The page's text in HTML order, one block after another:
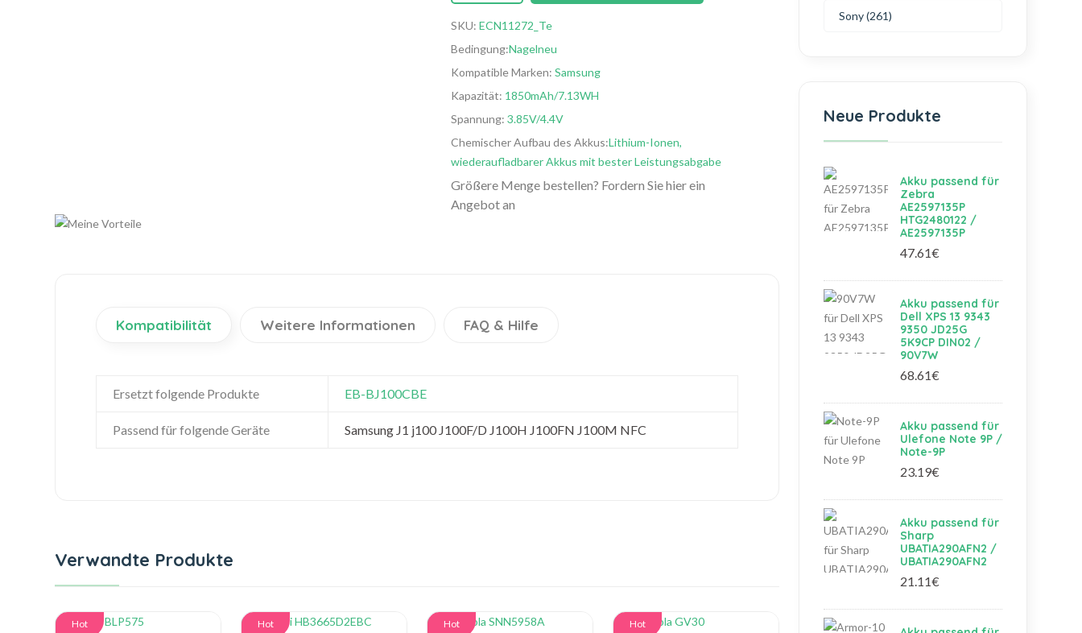
SKU: ECN11272_Te
Bedingung:Nagelneu
Kompatible Marken: Samsung
Kapazität: 1850mAh/7.13WH
Spannung: 3.85V/4.4V
Chemischer Aufbau des Akkus:Lithium-Ionen,
wiederaufladbarer Akkus mit bester Leistungsabgabe
Größere Menge bestellen? Fordern Sie hier ein
Angebot an
Kompatibilität Weitere Informationen FAQ & Hilfe
Ersetzt folgende Produkte EB-BJ100CBE
Passend für folgende Geräte Samsung J1 j100 J100F/D J100H J100FN J100M NFC
Verwandte Produkte
Hot Hot Hot Hot
Sony (261)
Neue Produkte
Akku passend für
Zebra
AE2597135P
HTG2480122 /
AE2597135P
47.61€
Akku passend für
Dell XPS 13 9343
9350 JD25G
5K9CP DIN02 /
90V7W
68.61€
Akku passend für
Ulefone Note 9P /
Note-9P
23.19€
Akku passend für
Sharp
UBATIA290AFN2 /
UBATIA290AFN2
21.11€